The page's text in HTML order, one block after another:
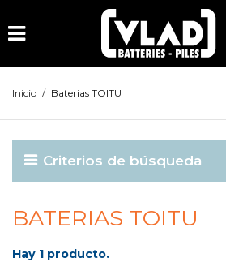
Inicio / Baterias TOITU
Criterios de búsqueda
BATERIAS TOITU
Hay 1 producto.